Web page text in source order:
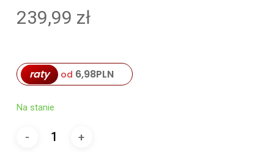
239,99 zł
raty od 6,98PLN
Na stanie